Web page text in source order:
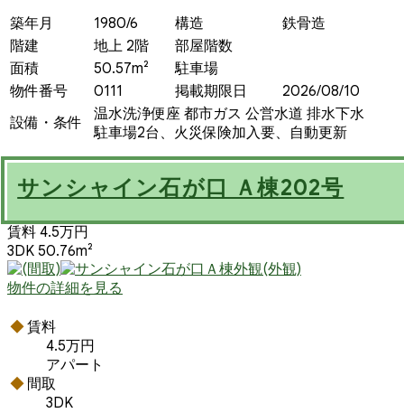
築年月 1980/6 構造
鉄骨造
階建
地上 2階
部屋階数
面積
50.57m²
駐車場
物件番号
0111 掲載期限日
2026/08/10
設備・条件
温水洗浄便座 都市ガス 公営水道 排水下水
駐車場2台、火災保険加入要、自動更新
サンシャイン石が口 Ａ棟202号
賃料 4.5万円
3DK 50.76m²
物件の詳細を見る
賃料
4.5万円
アパート
間取
3DK